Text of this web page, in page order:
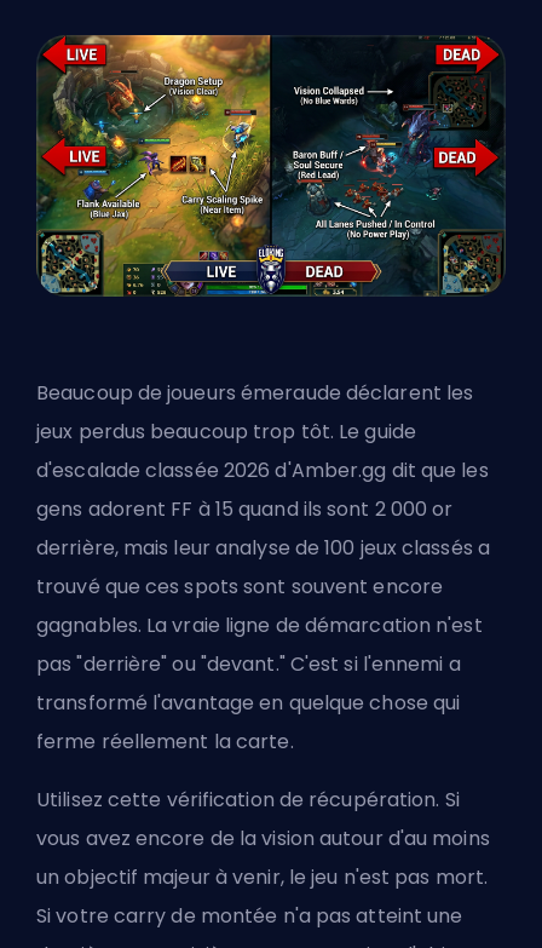
Beaucoup de joueurs émeraude déclarent les
jeux perdus beaucoup trop tôt. Le guide
d'escalade classée 2026 d'Amber.gg dit que les
gens adorent FF à 15 quand ils sont 2 000 or
derrière, mais leur analyse de 100 jeux classés a
trouvé que ces spots sont souvent encore
gagnables. La vraie ligne de démarcation n'est
pas "derrière" ou "devant." C'est si l'ennemi a
transformé l'avantage en quelque chose qui
ferme réellement la carte.
Utilisez cette vérification de récupération. Si
vous avez encore de la vision autour d'au moins
un objectif majeur à venir, le jeu n'est pas mort.
Si votre carry de montée n'a pas atteint une